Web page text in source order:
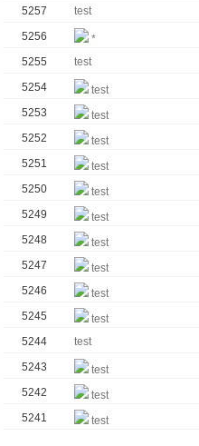
5257
test
5256
*
5255
test
5254
test
5253
test
5252
test
5251
test
5250
test
5249
test
5248
test
5247
test
5246
test
5245
test
5244
test
5243
test
5242
test
5241
test